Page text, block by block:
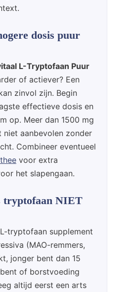
dosis puur
L-Tryptofaan Puur
of actiever? Een
zinvol zijn. Begin
effectieve dosis en
op. Meer dan 1500 mg
niet aanbevolen zonder
Combineer eventueel
voor extra
het slapengaan.
tryptofaan NIET
tryptofaan supplement
(MAO-remmers,
jonger bent dan 15
of borstvoeding
altijd eerst een arts